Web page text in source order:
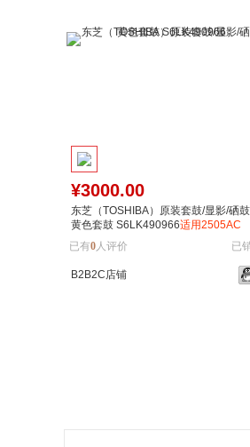
¥3000.00
东芝（TOSHIBA）原装套鼓/显影/硒鼓
黄色套鼓 S6LK490966适用2505AC
3005AC 3505AC 4505AC 5005AC
已有0人评价 已
B2B2C店铺